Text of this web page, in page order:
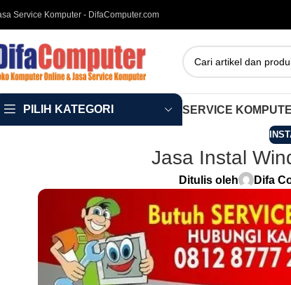
Service Komputer - DifaComputer.com
PILIH KATEGORI SERVICE
Jasa Instal
Ditulis oleh Difa